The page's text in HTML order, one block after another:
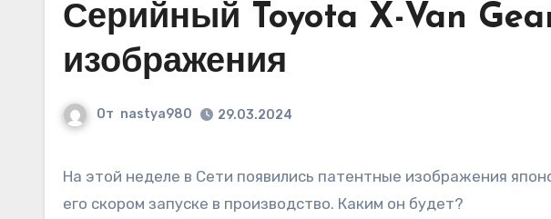
Серийный Toyota X-Van
изображения
От nastya980 29.03.2024
На этой неделе в Сети появились патентные изображения японского «кросс-вэна», что может говорить о
его скором запуске в производство. Каким он будет?